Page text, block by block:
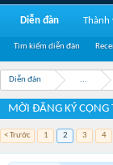
Diễn đàn ...
MỜI ĐĂNG KÝ CỘNG
< Trước 1 2 3 4
Diễn đàn
Tìm kiếm diễn đàn
Thành